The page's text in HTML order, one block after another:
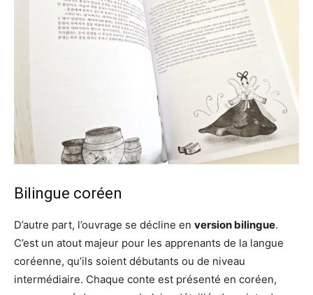
Bilingue coréen
D’autre part, l’ouvrage se décline en version bilingue.
C’est un atout majeur pour les apprenants de la langue
coréenne, qu’ils soient débutants ou de niveau
intermédiaire. Chaque conte est présenté en coréen,